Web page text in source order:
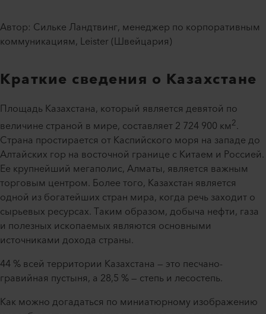
Автор: Сильке Ландтвинг, менеджер по корпоративным
коммуникациям, Leister (Швейцария)
Краткие сведения о Казахстане
Площадь Казахстана, который является девятой по
величине страной в мире, составляет 2 724 900 км2.
Страна простирается от Каспийского моря на западе до
Алтайских гор на восточной границе с Китаем и Россией.
Ее крупнейший мегаполис, Алматы, является важным
торговым центром. Более того, Казахстан является
одной из богатейших стран мира, когда речь заходит о
сырьевых ресурсах. Таким образом, добыча нефти, газа
и полезных ископаемых являются основными
источниками дохода страны.
44 % всей территории Казахстана — это песчано-
гравийная пустыня, а 28,5 % — степь и лесостепь.
Как можно догадаться по миниатюрному изображению